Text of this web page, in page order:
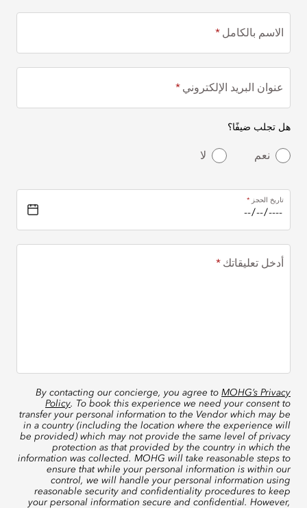
الاسم بالكامل
عنوان البريد الإلكتروني
هل تجلب ضيفًا؟
نعم لا
تاريخ الحجز
أدخل تعليقاتك
By contacting our concierge, you agree to MOHG’s Privacy
Policy. To book this experience we need your consent to
transfer your personal information to the Vendor which may be
in a country (including the location where the experience will
be provided) which may not provide the same level of privacy
protection as that provided by the country in which the
information was collected. MOHG will take reasonable steps to
ensure that while your personal information is within our
control, we will handle your personal information using
reasonable security and confidentiality procedures to keep
your personal information secure and confidential. However,